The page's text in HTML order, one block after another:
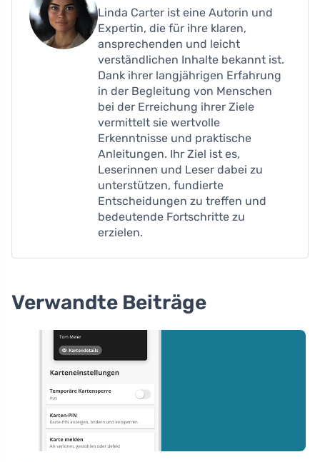
Linda Carter ist eine Autorin und
Expertin, die für ihre klaren,
ansprechenden und leicht
verständlichen Inhalte bekannt ist.
Dank ihrer langjährigen Erfahrung
in der Begleitung von Menschen
bei der Erreichung ihrer Ziele
vermittelt sie wertvolle
Erkenntnisse und praktische
Anleitungen. Ihr Ziel ist es,
Leserinnen und Leser dabei zu
unterstützen, fundierte
Entscheidungen zu treffen und
bedeutende Fortschritte zu
erzielen.
Verwandte Beiträge